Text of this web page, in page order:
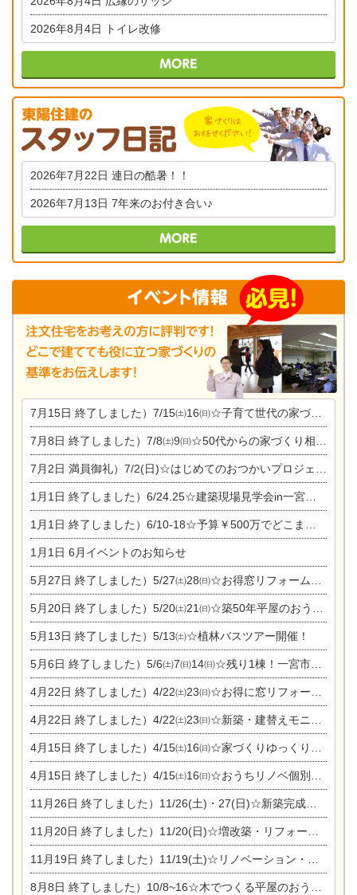
2026年8月4日 トイレ改修
2026年7月22日 連日の酷暑！！
2026年7月13日 7年来のお付き合い♪
7月15日 終了しました）7/15㈯16㈰☆子育て世代の家づくり相談会
7月8日 終了しました）7/8㈯9㈰☆50代からの家づくり相談会
7月2日 満員御礼）7/2(日)☆はじめてのおつかいプロジェクト
1月1日 終了しました）6/24.25☆建築現場見学会in一宮市木曽川町
1月1日 終了しました）6/10-18☆予算￥500万でどこまでできるの？リフォーム相談会
1月1日 6月イベントのお知らせ
5月27日 終了しました）5/27㈯28㈰☆お得窓リフォーム個別相談会
5月20日 終了しました）5/20㈯21㈰☆築50年平屋のおうちリノベーション完成見学会
5月13日 終了しました）5/13㈯☆植林バスツアー開催！
5月6日 終了しました）5/6㈯7㈰14㈰☆残り1棟！一宮市限定モニター募集相談会(新築・建替え)
4月22日 終了しました）4/22㈯23㈰☆お得に窓リフォーム個別相談会
4月22日 終了しました）4/22㈯23㈰☆新築・建替えモニター募集個別相談会
4月15日 終了しました）4/15㈯16㈰☆家づくりゆっくりじっくり個別相談会
4月15日 終了しました）4/15㈯16㈰☆おうちリノベ個別相談会
11月26日 終了しました）11/26(土)・27(日)☆新築完成見学会 in一宮市あずら
11月20日 終了しました）11/20(日)☆増改築・リフォームまつり＆秋の味覚まつり＆芸術祭
11月19日 終了しました）11/19(土)☆リノベーション・家の修理まつり＆増改築・リフォームまつりin扶桑ゴルフ
8月8日 終了しました）10/8~16☆木でつくる平屋のおうちのつくり方【完全予約制】